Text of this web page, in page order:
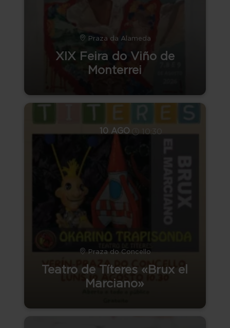
Praza da Alameda
XIX Feira do Viño de
Monterrei
10 AGO 10:30
Praza do Concello
Teatro de Títeres «Brux el
Marciano»